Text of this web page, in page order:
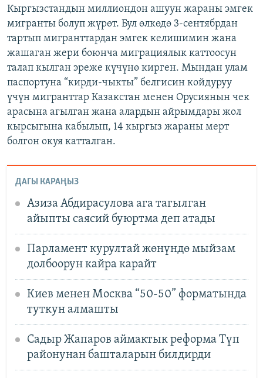
Кыргызстандын миллиондон ашуун жараны эмгек
мигранты болуп жүрөт. Бул өлкөдө 3-сентябрдан
тартып мигранттардан эмгек келишимин жана
жашаган жери боюнча миграциялык каттоосун
талап кылган эреже күчүнө кирген. Мындан улам
паспортуна “кирди-чыкты” белгисин койдуруу
үчүн мигранттар Казакстан менен Орусиянын чек
арасына агылган жана алардын айрымдары жол
кырсыгына кабылып, 14 кыргыз жараны мерт
болгон окуя катталган.
ДАГЫ КАРАҢЫЗ
Азиза Абдирасулова ага тагылган
айыпты саясий буюртма деп атады
Парламент курултай жөнүндө мыйзам
долбоорун кайра карайт
Киев менен Москва “50-50” форматында
туткун алмашты
Садыр Жапаров аймактык реформа Түп
районунан башталарын билдирди